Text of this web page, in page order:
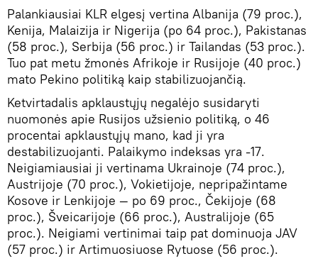
Palankiausiai KLR elgesį vertina Albanija (79 proc.),
Kenija, Malaizija ir Nigerija (po 64 proc.), Pakistanas
(58 proc.), Serbija (56 proc.) ir Tailandas (53 proc.).
Tuo pat metu žmonės Afrikoje ir Rusijoje (40 proc.)
mato Pekino politiką kaip stabilizuojančią.
Ketvirtadalis apklaustųjų negalėjo susidaryti
nuomonės apie Rusijos užsienio politiką, o 46
procentai apklaustųjų mano, kad ji yra
destabilizuojanti. Palaikymo indeksas yra -17.
Neigiamiausiai ji vertinama Ukrainoje (74 proc.),
Austrijoje (70 proc.), Vokietijoje, nepripažintame
Kosove ir Lenkijoje — po 69 proc., Čekijoje (68
proc.), Šveicarijoje (66 proc.), Australijoje (65
proc.). Neigiami vertinimai taip pat dominuoja JAV
(57 proc.) ir Artimuosiuose Rytuose (56 proc.).